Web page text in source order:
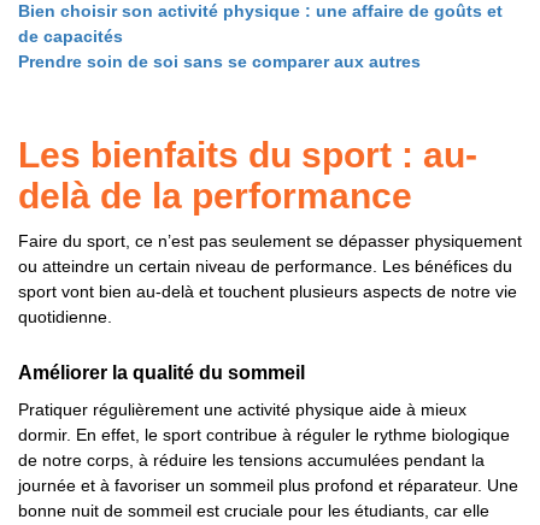
Bien choisir son activité physique : une affaire de goûts et
de capacités
Prendre soin de soi sans se comparer aux autres
Les bienfaits du sport : au-
delà de la performance
Faire du sport, ce n’est pas seulement se dépasser physiquement
ou atteindre un certain niveau de performance. Les bénéfices du
sport vont bien au-delà et touchent plusieurs aspects de notre vie
quotidienne.
Améliorer la qualité du sommeil
Pratiquer régulièrement une activité physique aide à mieux
dormir. En effet, le sport contribue à réguler le rythme biologique
de notre corps, à réduire les tensions accumulées pendant la
journée et à favoriser un sommeil plus profond et réparateur. Une
bonne nuit de sommeil est cruciale pour les étudiants, car elle